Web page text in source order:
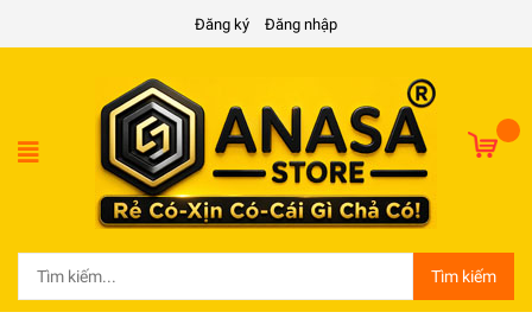
Đăng ký Đăng nhập
Tìm kiếm